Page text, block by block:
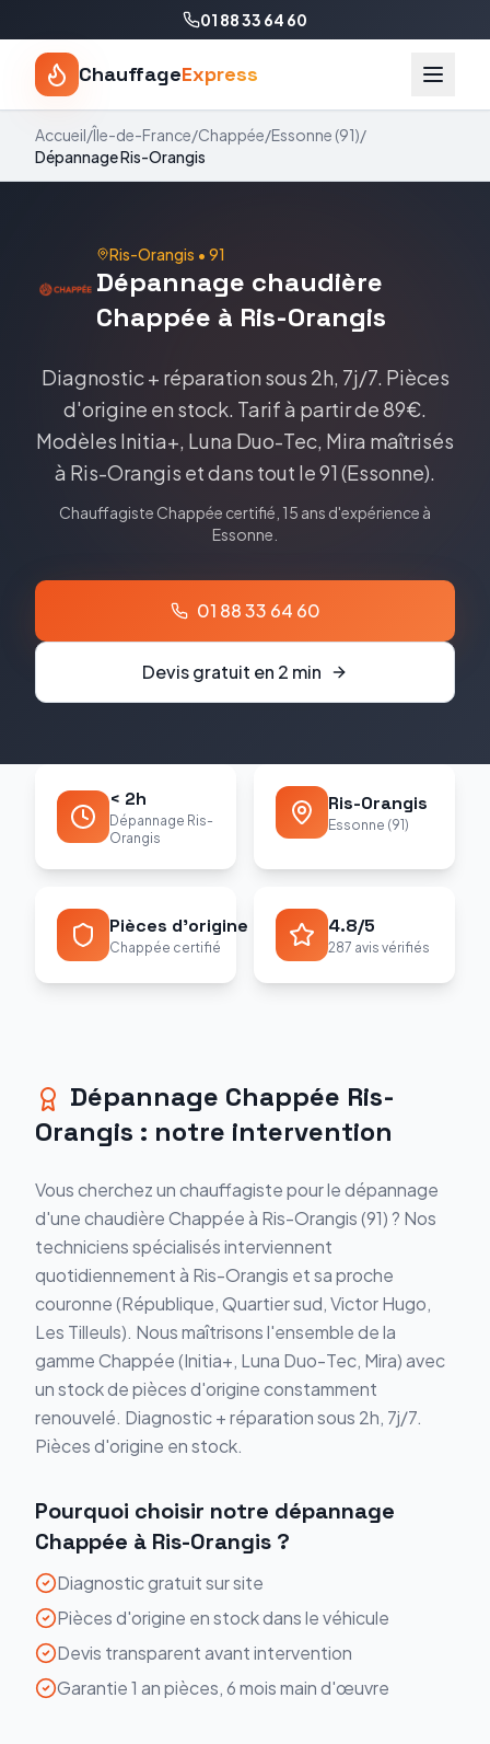
01 88 33 64 60
ChauffageExpress
Accueil/Île-de-France/Chappée/Essonne (91)/
DépannageRis-Orangis
Ris-Orangis • 91
Dépannage chaudière
Chappée à Ris-Orangis
Diagnostic + réparation sous 2h, 7j/7. Pièces
d'origine en stock. Tarifà partir de 89€.
Modèles Initia+, Luna Duo-Tec, Mira maîtrisés
à Ris-Orangis et dans tout le91 (Essonne).
Chauffagiste Chappée certifié, 15 ans d'expérience à
Essonne
01 88 33 64 60
Devis gratuit en 2 min
< 2h
Dépannage Ris-
Orangis
Ris-Orangis
Essonne (91)
Pièces d'origine
Chappée certifié
4.8/5
287 avis vérifiés
Dépannage Chappée Ris-
Orangis : notre intervention
Vous cherchez un chauffagiste pour ledépannage
d'une chaudièreChappéeà Ris-Orangis(91) ? Nos
techniciens spécialisés interviennent
quotidiennement à Ris-Orangis et sa proche
couronne (République, Quartier sud, Victor Hugo,
Les Tilleuls). Nous maîtrisons l'ensemble de la
gammeChappée(Initia+, Luna Duo-Tec, Mira) avec
un stock de pièces d'origine constamment
renouvelé. Diagnostic + réparation sous 2h, 7j/7.
Pièces d'origine en stock.
Pourquoi choisir notre dépannage
Chappée à Ris-Orangis ?
Diagnostic gratuit sur site
Pièces d'origine en stock dans le véhicule
Devis transparent avant intervention
Garantie 1 an pièces, 6 mois main d'œuvre